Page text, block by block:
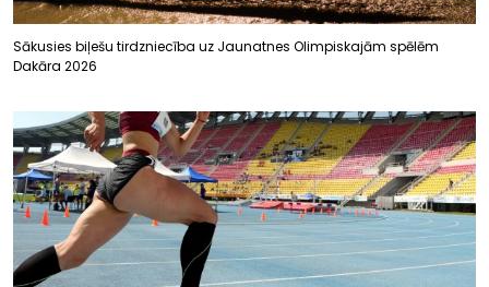
Sākusies biļešu tirdzniecība uz Jaunatnes Olimpiskajām spēlēm
Dakāra 2026